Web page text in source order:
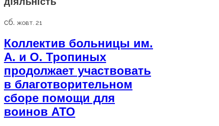
сб. жовт. 21
Коллектив больницы им.
А. и О. Тропиных
продолжает участвовать
в благотворительном
сборе помощи для
воинов АТО